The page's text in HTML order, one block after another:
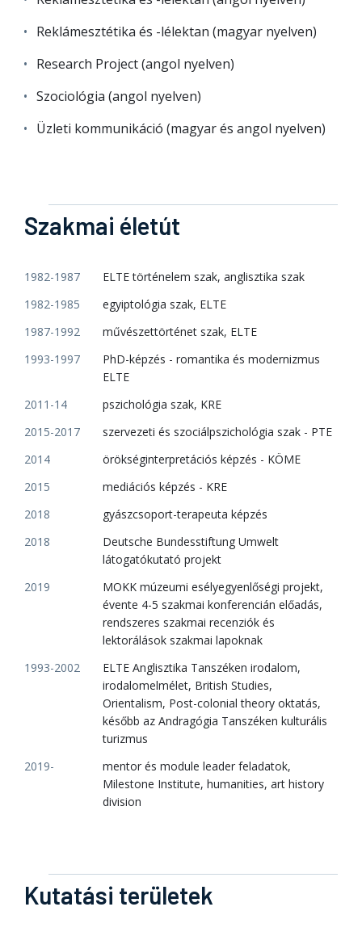
Reklámesztétika és -lélektan (magyar nyelven)
Research Project (angol nyelven)
Szociológia (angol nyelven)
Üzleti kommunikáció (magyar és angol nyelven)
Szakmai életút
1982-1987
ELTE történelem szak, anglisztika szak
1982-1985
egyiptológia szak, ELTE
1987-1992
művészettörténet szak, ELTE
1993-1997
PhD-képzés - romantika és modernizmus
ELTE
2011-14
pszichológia szak, KRE
2015-2017
szervezeti és szociálpszichológia szak - PTE
2014
örökséginterpretációs képzés - KÖME
2015
mediációs képzés - KRE
2018
gyászcsoport-terapeuta képzés
2018
Deutsche Bundesstiftung Umwelt
látogatókutató projekt
2019
MOKK múzeumi esélyegyenlőségi projekt,
évente 4-5 szakmai konferencián előadás,
rendszeres szakmai recenziók és
lektorálások szakmai lapoknak
1993-2002
ELTE Anglisztika Tanszéken irodalom,
irodalomelmélet, British Studies,
Orientalism, Post-colonial theory oktatás,
később az Andragógia Tanszéken kulturális
turizmus
2019-
mentor és module leader feladatok,
Milestone Institute, humanities, art history
division
Kutatási területek